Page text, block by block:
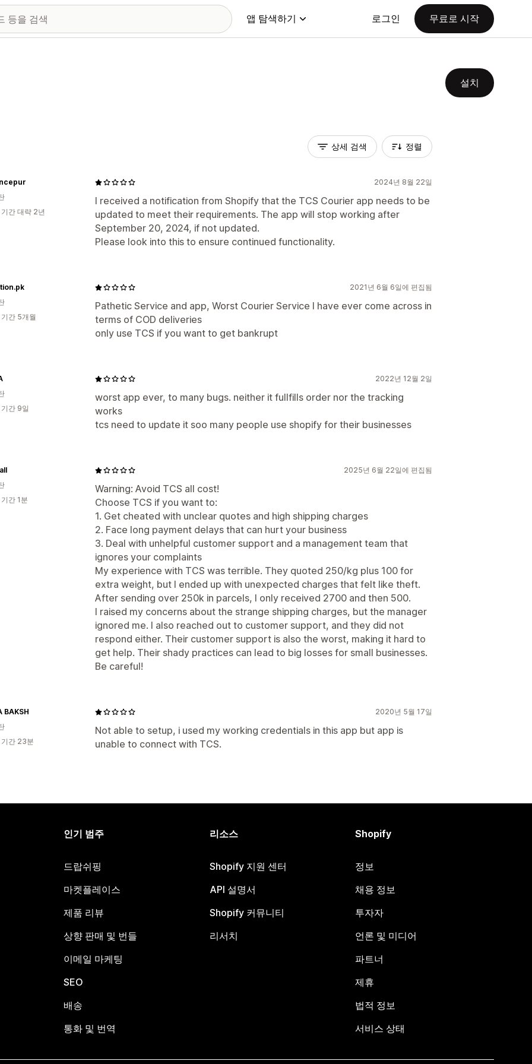
앱 탐색하기 로그인 무료로 시작
설치
상세 검색 정렬
2024년 8월 22일
I received a notification from Shopify that the TCS Courier app needs to be
updated to meet their requirements. The app will stop working after
September 20, 2024, if not updated.
Please look into this to ensure continued functionality.
간 대략 2년
2021년 6월 6일에 편집됨
Pathetic Service and app, Worst Courier Service I have ever come across in
terms of COD deliveries
only use TCS if you want to get bankrupt
간 5개월
2022년 12월 2일
worst app ever, to many bugs. neither it fullfills order nor the tracking
works
tcs need to update it soo many people use shopify for their businesses
간 9일
2025년 6월 22일에 편집됨
Warning: Avoid TCS all cost!
Choose TCS if you want to:
1. Get cheated with unclear quotes and high shipping charges
2. Face long payment delays that can hurt your business
3. Deal with unhelpful customer support and a management team that
ignores your complaints
My experience with TCS was terrible. They quoted 250/kg plus 100 for
extra weight, but I ended up with unexpected charges that felt like theft.
After sending over 250k in parcels, I only received 2700 and then 500.
I raised my concerns about the strange shipping charges, but the manager
ignored me. I also reached out to customer support, and they did not
respond either. Their customer support is also the worst, making it hard to
get help. Their shady practices can lead to big losses for small businesses.
Be careful!
간 1분
2020년 5월 17일
Not able to setup, i used my working credentials in this app but app is
unable to connect with TCS.
BAKSH
간 23분
인기 범주
드랍쉬핑
마켓플레이스
제품 리뷰
상향 판매 및 번들
이메일 마케팅
SEO
배송
통화 및 번역
리소스
Shopify 지원 센터
API 설명서
Shopify 커뮤니티
리서치
Shopify
정보
채용 정보
투자자
언론 및 미디어
파트너
제휴
법적 정보
서비스 상태